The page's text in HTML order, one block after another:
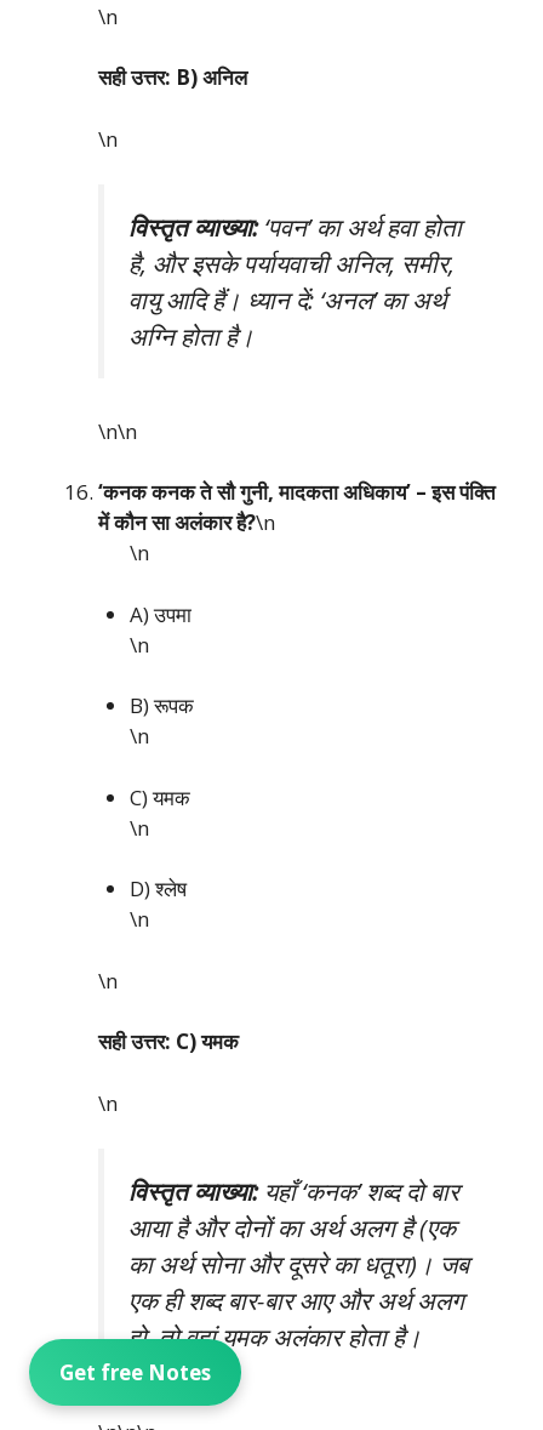
Get free Notes
\n
सही उत्तर: B) अनिल
\n
विस्तृत व्याख्या:‘पवन’ का अर्थ हवा होता
है, और इसके पर्यायवाची अनिल, समीर,
वायु आदि हैं। ध्यान दें: ‘अनल’ का अर्थ
अग्नि होता है।
\n\n
‘कनक कनक ते सौ गुनी, मादकता अधिकाय’ – इस पंक्ति
में कौन सा अलंकार है?\n
\n
A) उपमा
\n
B) रूपक
\n
C) यमक
\n
D) श्लेष
\n
\n
सही उत्तर: C) यमक
\n
विस्तृत व्याख्या:यहाँ ‘कनक’ शब्द दो बार
आया है और दोनों का अर्थ अलग है (एक
का अर्थ सोना और दूसरे का धतूरा)। जब
एक ही शब्द बार-बार आए और अर्थ अलग
हो, तो वहां यमक अलंकार होता है।